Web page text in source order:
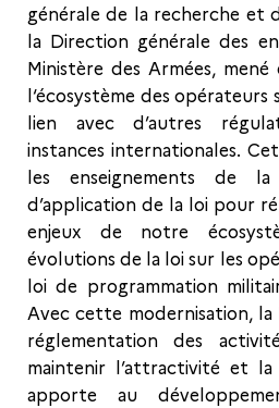
générale de la recherche et
la Direction générale des
Ministère des Armées,
l‘écosystème des opérateurs
lien avec d’autres
instances internationales.
les enseignements de la
d’application de la loi pour
enjeux de notre
évolutions de la loi sur les
loi de programmation
Avec cette modernisation, la
réglementation des
maintenir l’attractivité et
apporte au